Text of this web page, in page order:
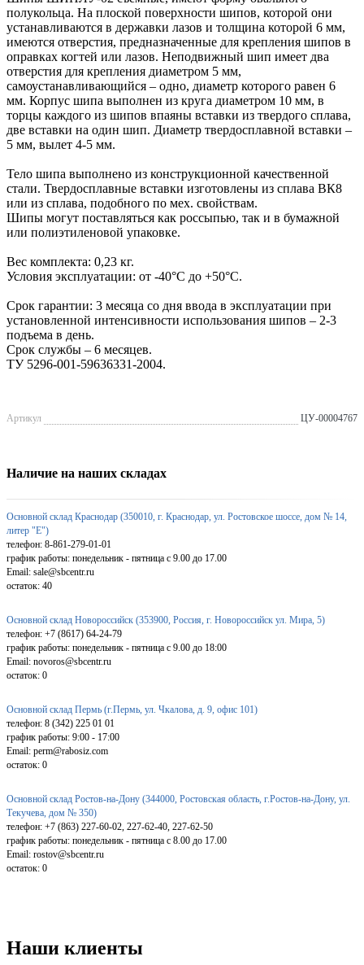
полукольца. На плоской поверхности шипов, которой они
устанавливаются в державки лазов и толщина которой 6 мм,
имеются отверстия, предназначенные для крепления шипов в
оправках когтей или лазов. Неподвижный шип имеет два
отверстия для крепления диаметром 5 мм,
самоустанавливающийся – одно, диаметр которого равен 6
мм. Корпус шипа выполнен из круга диаметром 10 мм, в
торцы каждого из шипов впаяны вставки из твердого сплава,
две вставки на один шип. Диаметр твердосплавной вставки –
5 мм, вылет 4-5 мм.
Тело шипа выполнено из конструкционной качественной
стали. Твердосплавные вставки изготовлены из сплава ВК8
или из сплава, подобного по мех. свойствам.
Шипы могут поставляться как россыпью, так и в бумажной
или полиэтиленовой упаковке.
Вес комплекта: 0,23 кг.
Условия эксплуатации: от -40°С до +50°С.
Срок гарантии: 3 месяца со дня ввода в эксплуатации при
установленной интенсивности использования шипов – 2-3
подъема в день.
Срок службы – 6 месяцев.
ТУ 5296-001-59636331-2004.
Артикул ЦУ-00004767
Наличие на наших складах
Основной склад Краснодар (350010, г. Краснодар, ул. Ростовское шоссе, дом № 14,
литер "Е")
телефон: 8-861-279-01-01
график работы: понедельник - пятница с 9.00 до 17.00
Email: sale@sbcentr.ru
остаток: 40
Основной склад Новороссийск (353900, Россия, г. Новороссийск ул. Мира, 5)
телефон: +7 (8617) 64-24-79
график работы: понедельник - пятница с 9.00 до 18:00
Email: novoros@sbcentr.ru
остаток: 0
Основной склад Пермь (г.Пермь, ул. Чкалова, д. 9, офис 101)
телефон: 8 (342) 225 01 01
график работы: 9:00 - 17:00
Email: perm@rabosiz.com
остаток: 0
Основной склад Ростов-на-Дону (344000, Ростовская область, г.Ростов-на-Дону, ул.
Текучева, дом № 350)
телефон: +7 (863) 227-60-02, 227-62-40, 227-62-50
график работы: понедельник - пятница с 8.00 до 17.00
Email: rostov@sbcentr.ru
остаток: 0
Наши клиенты